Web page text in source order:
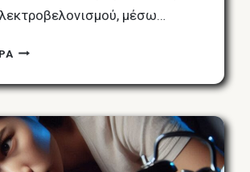
μέσω…
ΤΑ
ΤΟΥ
ΕΠΙΣΤΉΜΗ,
ΕΥΕΞΊΑ
ΚΑΙ